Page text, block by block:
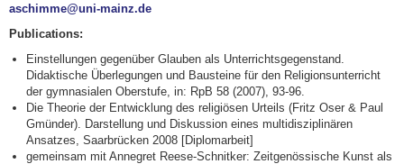
aschimme@uni-mainz.de
Publications:
Einstellungen gegenüber Glauben als Unterrichtsgegenstand.
Didaktische Überlegungen und Bausteine für den Religionsunterricht
der gymnasialen Oberstufe, in: RpB 58 (2007), 93-96.
Die Theorie der Entwicklung des religiösen Urteils (Fritz Oser & Paul
Gmünder). Darstellung und Diskussion eines multidisziplinären
Ansatzes, Saarbrücken 2008 [Diplomarbeit]
gemeinsam mit Annegret Reese-Schnitker: Zeitgenössische Kunst als